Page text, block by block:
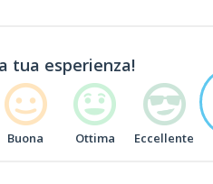
tua esperienza!
Buona Ottima Eccellente